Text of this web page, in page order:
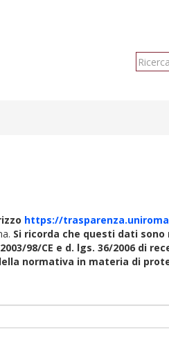
https://
Si ricorda che questi dati
98/CE e d. lgs. 36/2006 di
normativa in materia di